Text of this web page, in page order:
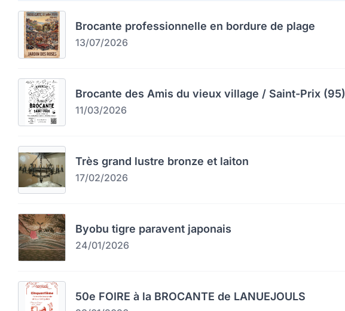
Brocante professionnelle en bordure de plage
13/07/2026
Brocante des Amis du vieux village / Saint-Prix (95)
11/03/2026
Très grand lustre bronze et laiton
17/02/2026
Byobu tigre paravent japonais
24/01/2026
50e FOIRE à la BROCANTE de LANUEJOULS